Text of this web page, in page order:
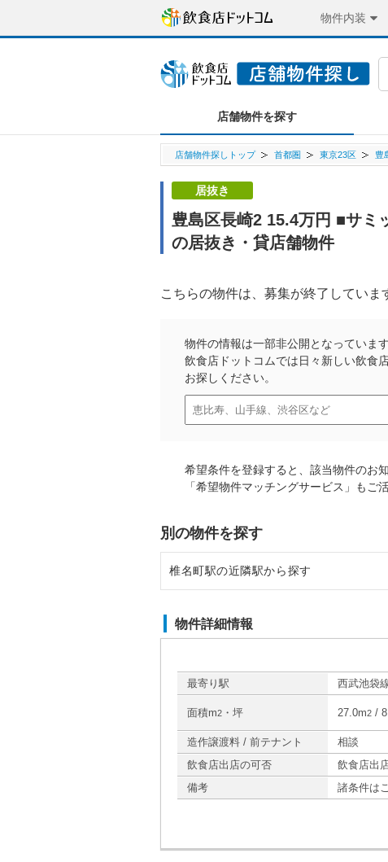
物件内装
店舗物件を探す
店舗物件探しトップ 首都圏 東京23区 豊
居抜き
豊島区長崎2 15.4万円 ■サミ
の居抜き・貸店舗物件
こちらの物件は、募集が終了していま
物件の情報は一部非公開となっています
飲食店ドットコムでは日々新しい飲食
お探しください。
希望条件を登録すると、該当物件のお
「希望物件マッチングサービス」もご
別の物件を探す
椎名町駅の近隣駅から探す
江古田駅の店舗物件・貸店舗・テナン
物件詳細情報
最寄り駅 西武池袋
面積m2 ・坪 27.0m2 /
造作譲渡料 / 前テナント
相談
飲食店出店の可否
飲食店出
備考
諸条件は